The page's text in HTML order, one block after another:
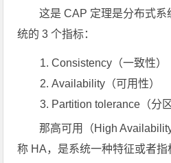
这是 CAP 定理是分布式
统的 3 个指标：
Consistency（一致性）
Availability（可用性）
Partition tolerance（分
那高可用（High
称 HA，是系统一种特征或者